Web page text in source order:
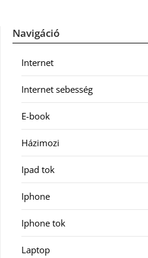
Navigáció
Internet
Internet sebesség
E-book
Házimozi
Ipad tok
Iphone
Iphone tok
Laptop